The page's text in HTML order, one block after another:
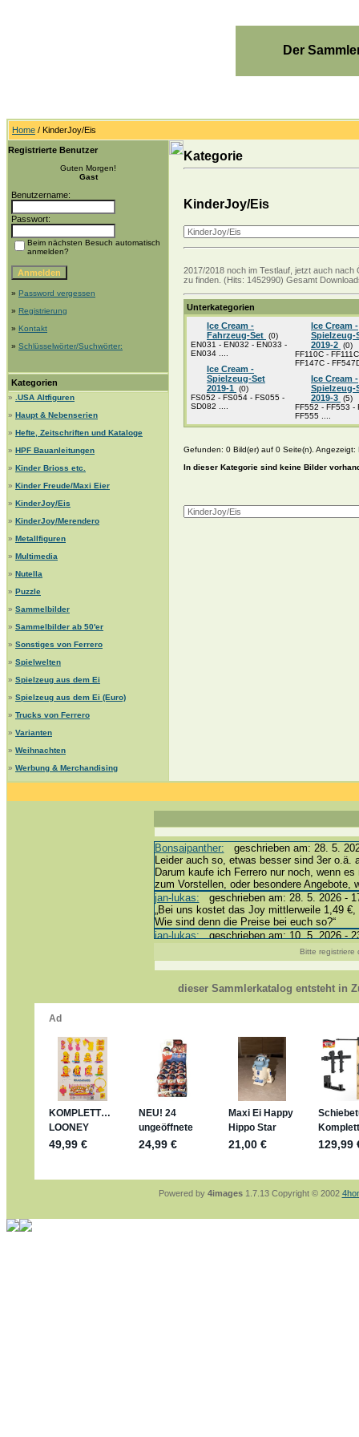
Der
Home / KinderJoy/Eis
Registrierte Benutzer
Guten Morgen!
Gast
Benutzername:
Passwort:
Beim nächsten Besuch automatisch
anmelden?
» Password vergessen
» Registrierung
» Kontakt
» Schlüsselwörter/Suchwörter:
Kategorien
»
.USA Altfiguren
» Haupt & Nebenserien
» Hefte, Zeitschriften und Kataloge
» HPF Bauanleitungen
» Kinder Brioss etc.
» Kinder Freude/Maxi Eier
» KinderJoy/Eis
» KinderJoy/Merendero
» Metallfiguren
» Multimedia
» Nutella
» Puzzle
» Sammelbilder
» Sammelbilder ab 50'er
» Sonstiges von Ferrero
» Spielwelten
» Spielzeug aus dem Ei
» Spielzeug aus dem Ei (Euro)
» Trucks von Ferrero
» Varianten
» Weihnachten
» Werbung & Merchandising
Kategorie
KinderJoy/Eis
2017/2018 noch im Testlauf, jetzt auch
zu finden. (Hits: 1452990) Gesamt
Unterkategorien
Ice Cream -
Fahrzeug-Set (0)
EN031 - EN032 - EN033 -
EN034 ....
Ice Cream -
Spielzeug-Set
2019-1 (0)
FS052 - FS054 - FS055 -
SD082 ....
Ice Cream -
Spielzeug-
2019-2 (0)
FF110C -
FF147C -
Ice Cream -
Spielzeug-
2019-3 (5)
FF552 - FF553 -
FF555 ....
Gefunden: 0 Bild(er) auf 0 Seite(n). Angezeigt:
In dieser Kategorie sind keine Bilder
Bonsaipanther: geschrieben am: 28. 5.
Leider auch so, etwas besser sind 3er o.ä.
Darum kaufe ich Ferrero nur noch, wenn
zum Vorstellen, oder besondere Angebote,
jan-lukas: geschrieben am: 28. 5. 2026 -
„Bei uns kostet das Joy mittlerweile 1,49
Wie sind denn die Preise bei euch so?“
jan-lukas:geschrieben am: 10. 5. 2026 -
Bonsaipanther:geschrieben am: 10. 5.
@ Harald
https://www.ue-ei-portal-
Dein Enkel sollte zur Strafe die nächsten
Für die Figuren VC307, 310, 318 und 326
mein Enkel hat die leider weggeworfen
jan-lukas:
geschrieben am: 29. 4. 2026 -
https://www.ferrero-
sammelspass.de/einladung/
jan-lukas:
geschrieben am: 28. 4. 2026 -
stimmt, jetzt fällt es mir auch ein
*Bussi*
Bonsaipanther:
geschrieben am: 28. 4.
So habe ich das in Erinnerung ... oder?
jan-lukas:geschrieben am: 28. 4. 2026 -
Bitte registriere
dieser Sammlerkatalog entsteht in
Powered by 4images1.7.13 Copyright © 2002